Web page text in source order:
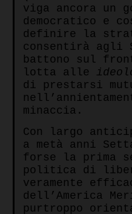
viga ancora un
democratico e
definire la
consentirà agli
battono sul
lotta alle
di prestarsi
minaccia.
Con largo
a metà anni
forse la prima
politica di
veramente
dell’America
purtroppo